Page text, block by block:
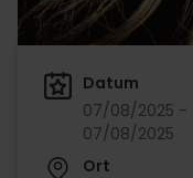
Datum
07/08/2025 -
07/08/2025
Ort